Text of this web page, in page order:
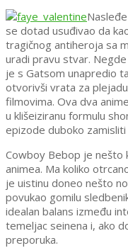
se dotad usuđivao da
tragičnog antiheroja sa
uradi pravu stvar.
je s Gatsom unapredio
otvorivši vrata za
filmovima. Ova dva
u klišeiziranu formulu
epizode duboko zamisliti
Cowboy Bebop je nešto
animea. Ma koliko
je uistinu doneo nešto
povukao gomilu
idealan balans između
temeljac seinena i, ako
preporuka.